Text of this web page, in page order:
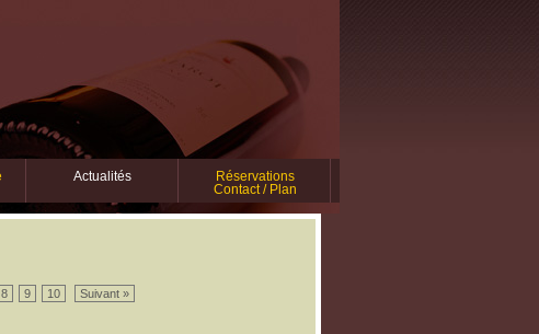
Actualités
Réservations
Contact / Plan
8 9 10 Suivant »